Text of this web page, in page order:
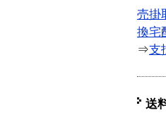
売掛
換宅
⇒支
送